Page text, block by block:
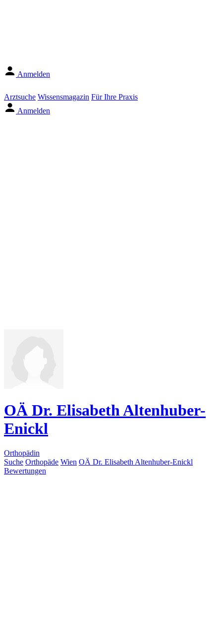
Anmelden
Arztsuche Wissensmagazin Für Ihre Praxis
Anmelden
OÄ Dr. Elisabeth Altenhuber-
Enickl
Orthopädin
Suche Orthopäde Wien OÄ Dr. Elisabeth Altenhuber-Enickl
Bewertungen